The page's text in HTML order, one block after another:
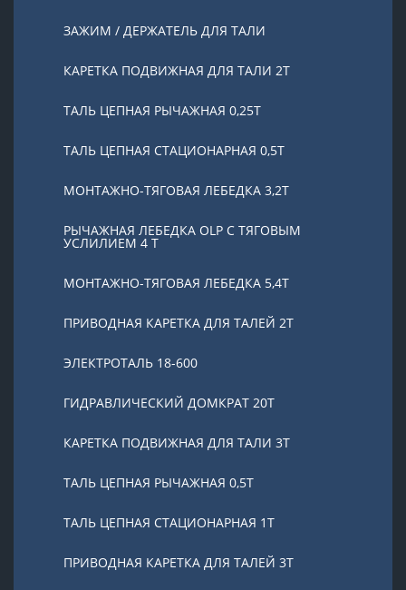
ЗАЖИМ / ДЕРЖАТЕЛЬ ДЛЯ ТАЛИ
КАРЕТКА ПОДВИЖНАЯ ДЛЯ ТАЛИ 2Т
ТАЛЬ ЦЕПНАЯ РЫЧАЖНАЯ 0,25Т
ТАЛЬ ЦЕПНАЯ СТАЦИОНАРНАЯ 0,5Т
МОНТАЖНО-ТЯГОВАЯ ЛЕБЕДКА 3,2Т
РЫЧАЖНАЯ ЛЕБЕДКА OLP С ТЯГОВЫМ
УСЛИЛИЕМ 4 Т
МОНТАЖНО-ТЯГОВАЯ ЛЕБЕДКА 5,4Т
ПРИВОДНАЯ КАРЕТКА ДЛЯ ТАЛЕЙ 2Т
ЭЛЕКТРОТАЛЬ 18-600
ГИДРАВЛИЧЕСКИЙ ДОМКРАТ 20T
КАРЕТКА ПОДВИЖНАЯ ДЛЯ ТАЛИ 3Т
ТАЛЬ ЦЕПНАЯ РЫЧАЖНАЯ 0,5Т
ТАЛЬ ЦЕПНАЯ СТАЦИОНАРНАЯ 1Т
ПРИВОДНАЯ КАРЕТКА ДЛЯ ТАЛЕЙ 3Т